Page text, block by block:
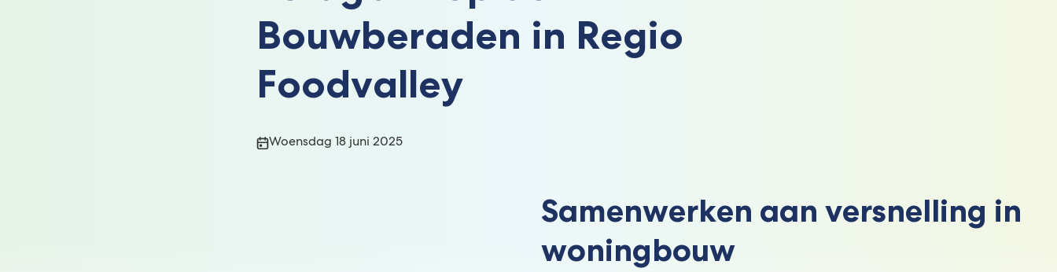
Bouwberaden in Regio
Foodvalley
Publicatiedatum:
Woensdag 18 juni 2025
Samenwerken aan versnelling in
woningbouw